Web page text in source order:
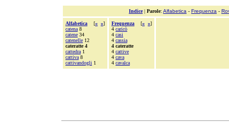
Indice| Parole: Alfabetica - Frequenza -
Alfabetica [« »]
catena 8
catene 34
catenelle 12
cateratte 4
cattedra 1
cattiva 8
cattivandogli 1
Frequenza [« »]
4 caricò
4 casi
4 cassia
4 cateratte
4 cattive
4 cava
4 cavalca